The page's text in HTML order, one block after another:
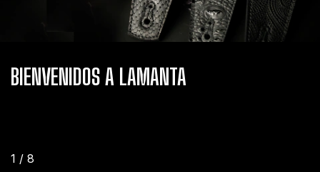
BIENVENIDOS A LAMANTA
1 / 8